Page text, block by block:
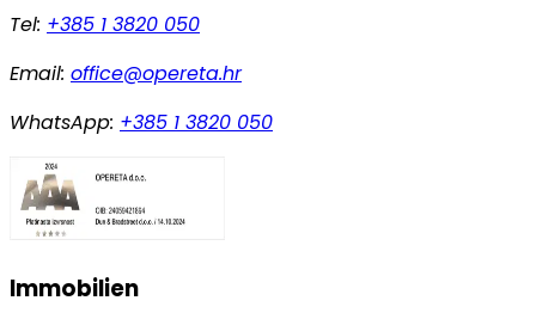
Tel: +385 1 3820 050
Email: office@opereta.hr
WhatsApp: +385 1 3820 050
Immobilien